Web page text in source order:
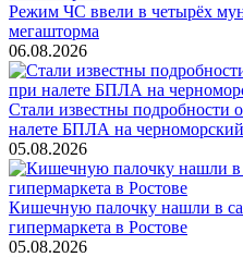
Режим ЧС ввели в четырёх
мегашторма
06.08.2026
Стали известны подробности
налете БПЛА на
05.08.2026
Кишечную палочку нашли в
гипермаркета в Ростове
05.08.2026